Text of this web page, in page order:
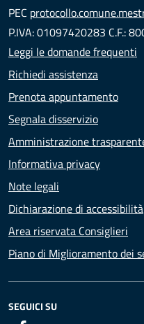
PEC
P.IVA: 01097420283 C.F.:
Leggi le domande frequenti
Richiedi assistenza
Prenota appuntamento
Segnala disservizio
Amministrazione
Informativa privacy
Note legali
Dichiarazione di accessibilità
Area riservata Consiglieri
Piano di Miglioramento dei
SEGUICI SU